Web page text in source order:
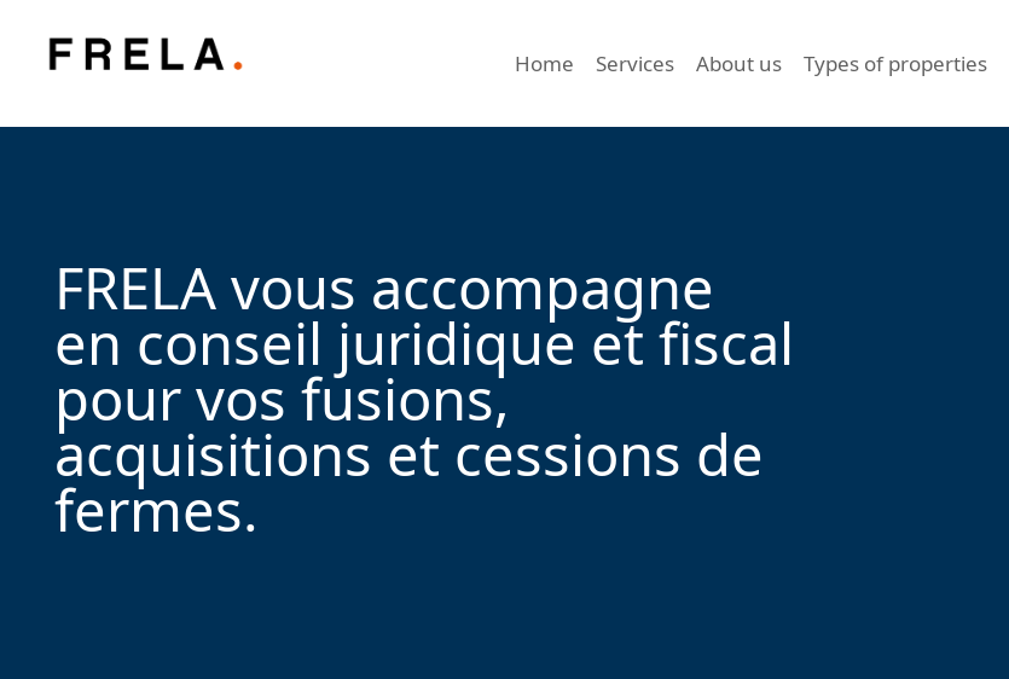
Home Services About us Types of properties
FRELA vous accompagne
en conseil juridique et fiscal
pour vos fusions,
acquisitions et cessions de
fermes.